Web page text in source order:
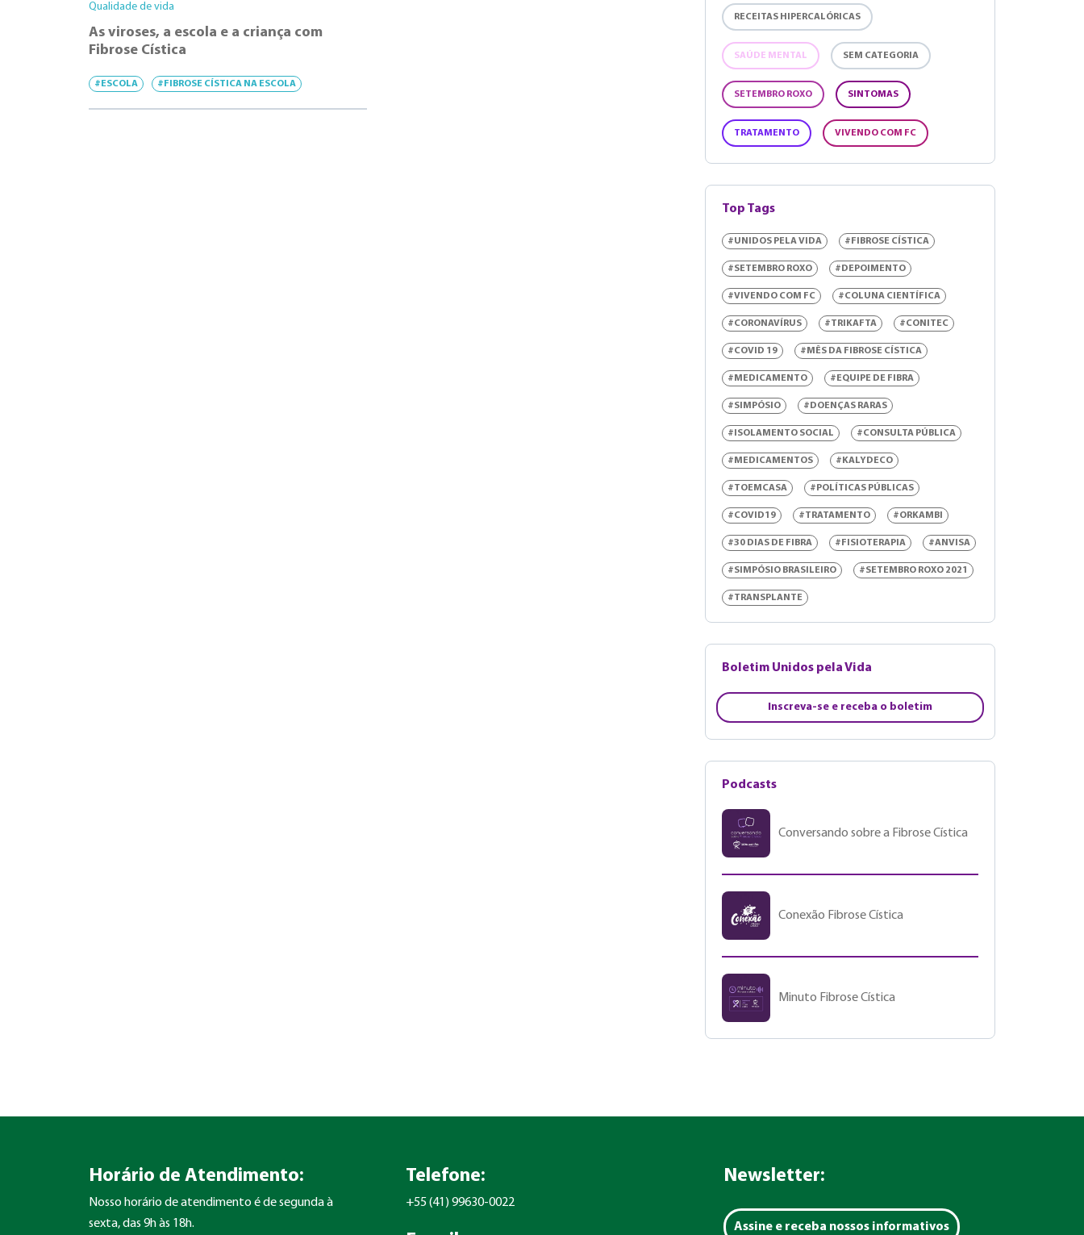
Qualidade de vida
As viroses, a escola e a criança com
Fibrose Cística
#ESCOLA #FIBROSE CÍSTICA NA ESCOLA
RECEITAS HIPERCALÓRICAS
SAÚDE MENTAL SEM CATEGORIA
SETEMBRO ROXO SINTOMAS
TRATAMENTO VIVENDO COM FC
Top Tags
#UNIDOS PELA VIDA #FIBROSE CÍSTICA
#SETEMBRO ROXO #DEPOIMENTO
#VIVENDO COM FC #COLUNA CIENTÍFICA
#CORONAVÍRUS #TRIKAFTA #CONITEC
#COVID 19 #MÊS DA FIBROSE CÍSTICA
#MEDICAMENTO #EQUIPE DE FIBRA
#SIMPÓSIO #DOENÇAS RARAS
#ISOLAMENTO SOCIAL #CONSULTA PÚBLICA
#MEDICAMENTOS #KALYDECO
#TOEMCASA #POLÍTICAS PÚBLICAS
#COVID19 #TRATAMENTO #ORKAMBI
#30 DIAS DE FIBRA #FISIOTERAPIA #ANVISA
#SIMPÓSIO BRASILEIRO #SETEMBRO ROXO 2021
#TRANSPLANTE
Boletim Unidos pela Vida
Inscreva-se e receba o boletim
Podcasts
Conversando sobre a Fibrose Cística
Conexão Fibrose Cística
Minuto Fibrose Cística
Horário de Atendimento:
Nosso horário de atendimento é de segunda à
sexta, das 9h às 18h.
Telefone:
+55 (41) 99630-0022
Newsletter:
Assine e receba nossos informativos